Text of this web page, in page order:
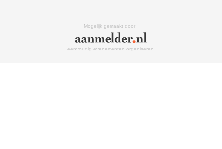
Mogelijk gemaakt door
eenvoudig evenementen organiseren